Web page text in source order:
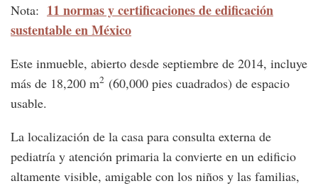
Nota: 11 normas y certificaciones de edificación
sustentable en México
Este inmueble, abierto desde septiembre de 2014, incluye
más de 18,200 m2 (60,000 pies cuadrados) de espacio
usable.
La localización de la casa para consulta externa de
pediatría y atención primaria la convierte en un edificio
altamente visible, amigable con los niños y las familias,